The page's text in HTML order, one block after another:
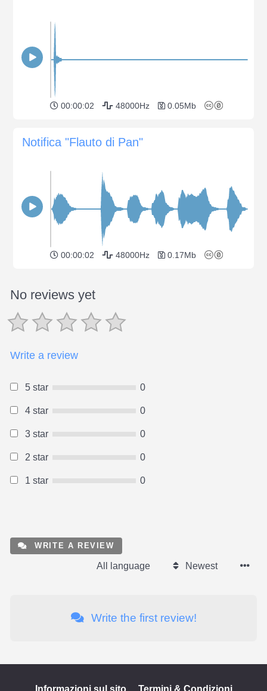
00:00:02 48000Hz 0.05Mb
Notifica "Flauto di Pan"
00:00:02 48000Hz 0.17Mb
No reviews yet
Write a review
5 star 0
4 star 0
3 star 0
2 star 0
1 star 0
WRITE A REVIEW
All language Newest
Write the first review!
Informazioni sul sito Termini & Condizioni